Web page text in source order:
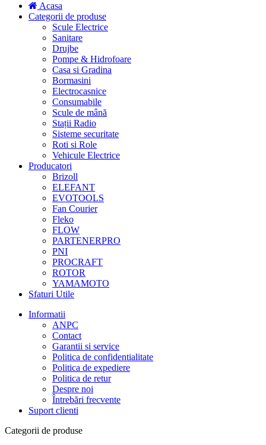
Acasa
Categorii de produse
Scule Electrice
Sanitare
Drujbe
Pompe & Hidrofoare
Casa si Gradina
Bormasini
Electrocasnice
Consumabile
Scule de mână
Stații Radio
Sisteme securitate
Roti si Role
Vehicule Electrice
Producatori
Brizoll
ELEFANT
EVOTOOLS
Fan Courier
Fleko
FLOW
PARTENERPRO
PNI
PROCRAFT
ROTOR
YAMAMOTO
Sfaturi Utile
Informatii
ANPC
Contact
Garantii si service
Politica de confidentialitate
Politica de expediere
Politica de retur
Despre noi
Întrebări frecvente
Suport clienti
Categorii de produse